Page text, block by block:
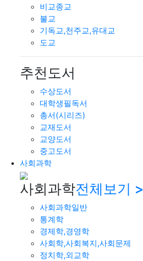
비교종교
불교
기독교,천주교,유대교
도교
추천도서
수상도서
대학생필독서
총서(시리즈)
교재도서
교양도서
중고도서
사회과학
사회과학전체보기 >
사회과학일반
통계학
경제학,경영학
사회학,사회복지,사회문제
정치학,외교학